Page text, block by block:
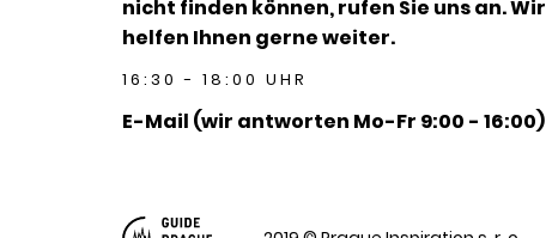
nicht finden können, rufen Sie uns an. Wir
helfen Ihnen gerne weiter.
16:30 - 18:00 UHR
E-Mail (wir antworten Mo-Fr 9:00 - 16:00)